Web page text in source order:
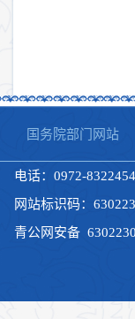
国务院部门网站
电话：0972-
网站标识码：
青公网安备